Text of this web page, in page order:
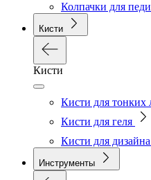
Колпачки для
Кисти
Кисти
Кисти для тонких
Кисти для геля
Кисти для дизайна
Инструменты